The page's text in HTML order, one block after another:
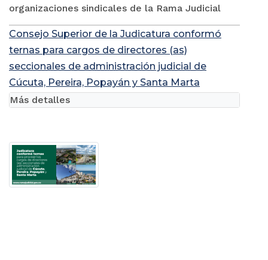
organizaciones sindicales de la Rama Judicial
Consejo Superior de la Judicatura conformó
ternas para cargos de directores (as)
seccionales de administración judicial de
Cúcuta, Pereira, Popayán y Santa Marta
Más detalles